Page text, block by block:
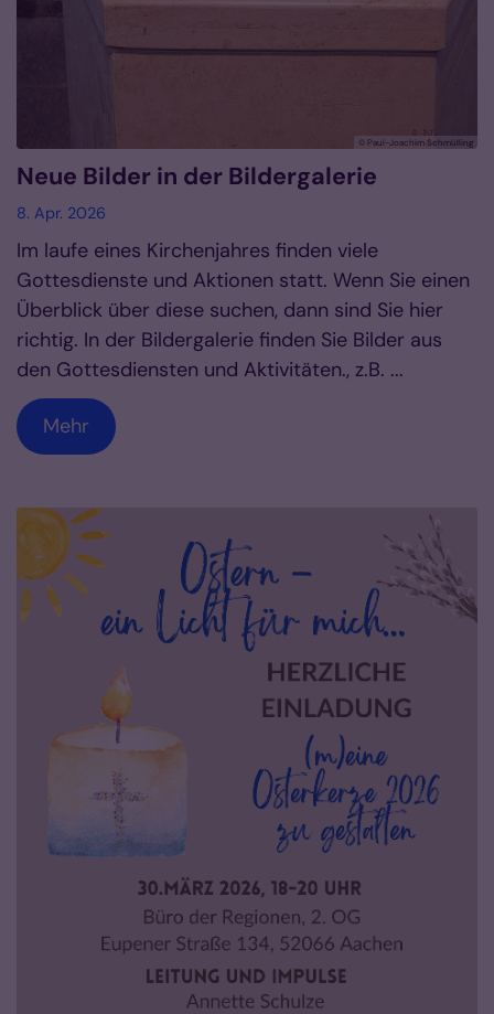
© Paul-Joachim Schmülling
Neue Bilder in der Bildergalerie
8. Apr. 2026
Im laufe eines Kirchenjahres finden viele
Gottesdienste und Aktionen statt. Wenn Sie einen
Überblick über diese suchen, dann sind Sie hier
richtig. In der Bildergalerie finden Sie Bilder aus
den Gottesdiensten und Aktivitäten., z.B. ...
Mehr